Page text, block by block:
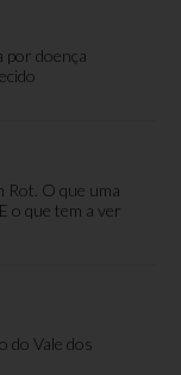
por doença
Rot. O que uma
o que tem a ver
do Vale dos